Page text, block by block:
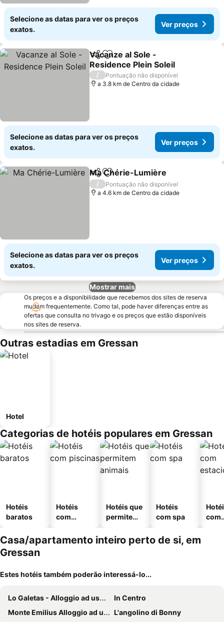
Selecione as datas para ver os preços
exatos.
Ver preços
PartilharAdicionar aos favoritos
Vacanze al Sole -
Residence Plein Soleil
Ver preços
/
Pontuação não disponível
a 3.8 km de Centro da cidade
Selecione as datas para ver os preços
exatos.
Ver preços
PartilharAdicionar aos favoritos
Ma Chérie-Lumière
/
Pontuação não disponível
a 4.6 km de Centro da cidade
Selecione as datas para ver os preços
exatos.
Ver preços
Mostrar mais
Os preços e a disponibilidade que recebemos dos sites de reserva
mudam frequentemente. Como tal, pode haver diferenças entre as
ofertas que consulta no trivago e os preços que estão disponíveis
nos sites de reserva.
Outras estadias em Gressan
Hotel
Categorias de hotéis populares em Gressan
Hotéis
baratos
Hotéis
com
Hotéis que
permitem
Hotéis
com spa
com
Casa/apartamento inteiro perto de si, em
Gressan
Estes hotéis também poderão interessá-lo...
Lo Galetas - Alloggio ad uso turistico-VDA-AOSTA-n 0100
In Centro
Monte Emilius Alloggio ad uso turistico VDA SAINT CHRISTOPHE n 0002
L'angolino di Bonny